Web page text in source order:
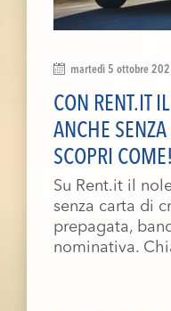
martedì 5 ottobre
CON RENT.IT
ANCHE
SCOPRI COME!
Su Rent.it il
senza carta di
prepagata,
nominativa.